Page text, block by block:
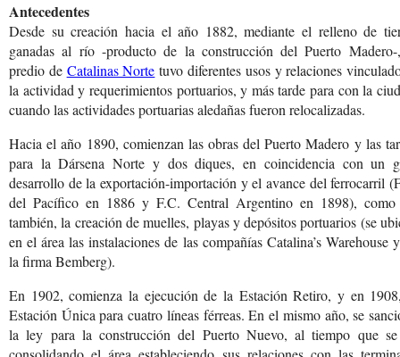
Antecedentes
Desde su creación hacia el año 1882, mediante el relleno de
ganadas al río -producto de la construcción del Puerto
predio de Catalinas Norte tuvo diferentes usos y relaciones
la actividad y requerimientos portuarios, y más tarde para con la
cuando las actividades portuarias aledañas fueron relocalizadas.
Hacia el año 1890, comienzan las obras del Puerto Madero y las
para la Dársena Norte y dos diques, en coincidencia con un
desarrollo de la exportación-importación y el avance del ferrocarril
del Pacífico en 1886 y F.C. Central Argentino en 1898), como
también, la creación de muelles, playas y depósitos portuarios (se
en el área las instalaciones de las compañías Catalina’s Warehouse
la firma Bemberg).
En 1902, comienza la ejecución de la Estación Retiro, y en
Estación Única para cuatro líneas férreas. En el mismo año, se
la ley para la construcción del Puerto Nuevo, al tiempo que